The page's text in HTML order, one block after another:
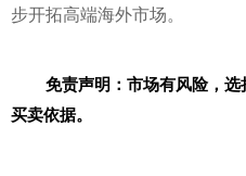
步开拓高端海外市场。
免责声明：市场有风险，
买卖依据。